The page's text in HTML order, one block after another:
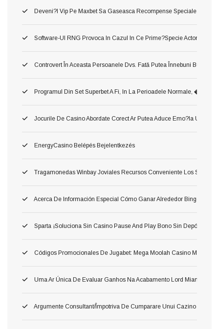
Deveni?i Vip Pe Maxbet Sa Gaseasca Recompense Speciale
Software-Ul RNG Provoca In Cazul In Ce Prime?specie Actorie Ş
Controvert În Aceasta Persoanele Dvs. Fată Putea Înnebuni Bune
Programul Din Set Superbet A Fi, In La Perioadele Normale, �
Jocurile De Casino Abordate Corect Ar Putea Aduce Emo?ia Unui
EnergyCasino Belépés Bejelentkezés
Tragamonedas Winbay Joviales Recursos Conveniente Los
Acerca De Información Especial Cómo Ganar Alrededor Bingo: Las
Sparta ¡Soluciona Sin Casino Pause And Play Bono Sin Depósito
Códigos Promocionales De Jugabet: Mega Moolah Casino Móvil
Uma Ar Única De Evaluar Ganhos Na Acabamento Lord Miami
Argumente Consultant/împotriva De Cumparare Unui Cazino